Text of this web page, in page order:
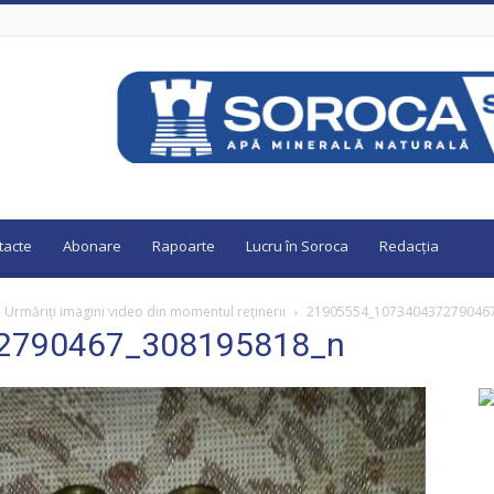
Abonare Rapoarte Lucru în Soroca Redacția
imagini video din momentul reținerii